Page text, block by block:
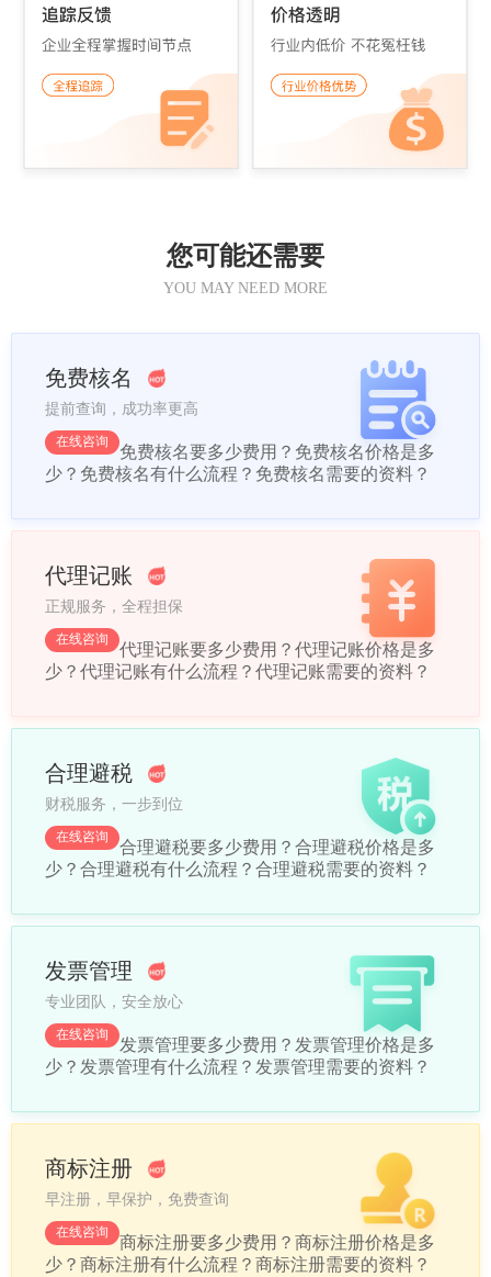
您可能还需要
YOU MAY NEED MORE
免费核名
提前查询，成功率更高
在线咨询
免费核名要多少费用？ 免费核名价格是多
少？ 免费核名有什么流程？ 免费核名需要的资料？
代理记账
正规服务，全程担保
在线咨询
代理记账要多少费用？ 代理记账价格是多
少？ 代理记账有什么流程？ 代理记账需要的资料？
合理避税
财税服务，一步到位
在线咨询
合理避税要多少费用？ 合理避税价格是多
少？ 合理避税有什么流程？ 合理避税需要的资料？
发票管理
专业团队，安全放心
在线咨询
发票管理要多少费用？ 发票管理价格是多
少？ 发票管理有什么流程？ 发票管理需要的资料？
商标注册
早注册，早保护，免费查询
在线咨询
商标注册要多少费用？ 商标注册价格是多
少？ 商标注册有什么流程？ 商标注册需要的资料？